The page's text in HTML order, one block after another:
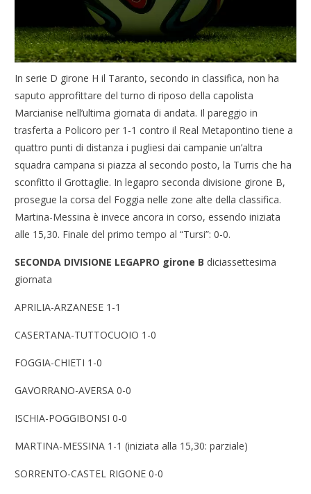
In serie D girone H il Taranto, secondo in classifica, non ha
saputo approfittare del turno di riposo della capolista
Marcianise nell’ultima giornata di andata. Il pareggio in
trasferta a Policoro per 1-1 contro il Real Metapontino tiene a
quattro punti di distanza i pugliesi dai campanie un’altra
squadra campana si piazza al secondo posto, la Turris che ha
sconfitto il Grottaglie. In legapro seconda divisione girone B,
prosegue la corsa del Foggia nelle zone alte della classifica.
Martina-Messina è invece ancora in corso, essendo iniziata
alle 15,30. Finale del primo tempo al “Tursi”: 0-0.
SECONDA DIVISIONE LEGAPRO girone B diciassettesima
giornata
APRILIA-ARZANESE 1-1
CASERTANA-TUTTOCUOIO 1-0
FOGGIA-CHIETI 1-0
GAVORRANO-AVERSA 0-0
ISCHIA-POGGIBONSI 0-0
MARTINA-MESSINA 1-1 (iniziata alla 15,30: parziale)
SORRENTO-CASTEL RIGONE 0-0